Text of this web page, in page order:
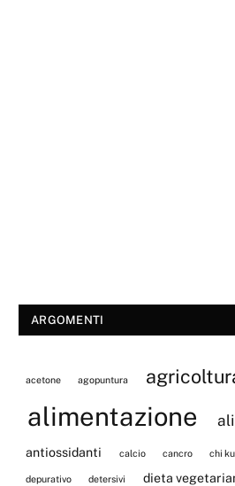
ARGOMENTI
acetone agopuntura
alimentazione
antiossidanti calcio cancro chi
depurativo detersivi dieta